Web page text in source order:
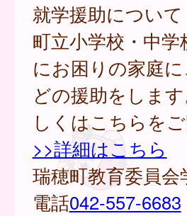
就学援助について
町立小学校・中
にお困りの家庭
どの援助をしま
しくはこちらをご
>>詳細はこちら
瑞穂町教育委員
電話042-557-6683